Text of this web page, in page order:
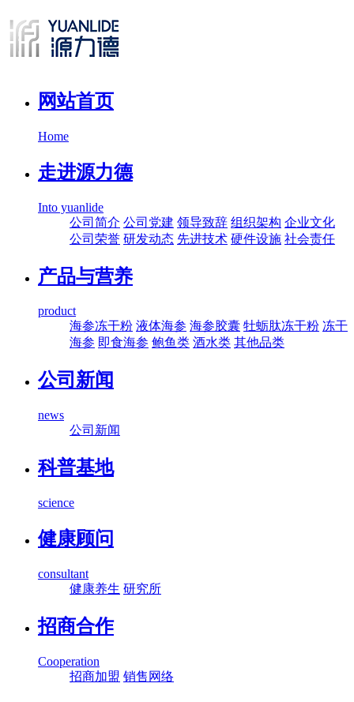
网站首页
Home
走进源力德
Into yuanlide
公司简介 公司党建 领导致辞 组织架构 企业文化
公司荣誉 研发动态 先进技术 硬件设施 社会责任
产品与营养
product
海参冻干粉 液体海参 海参胶囊 牡蛎肽冻干粉 冻干
海参 即食海参 鲍鱼类 酒水类 其他品类
公司新闻
news
公司新闻
科普基地
science
健康顾问
consultant
健康养生 研究所
招商合作
Cooperation
招商加盟 销售网络